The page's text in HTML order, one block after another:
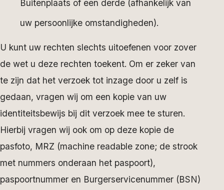
Buitenplaats of een derde (afhankelijk van
uw persoonlijke omstandigheden).
U kunt uw rechten slechts uitoefenen voor zover
de wet u deze rechten toekent. Om er zeker van
te zijn dat het verzoek tot inzage door u zelf is
gedaan, vragen wij om een kopie van uw
identiteitsbewijs bij dit verzoek mee te sturen.
Hierbij vragen wij ook om op deze kopie de
pasfoto, MRZ (machine readable zone; de strook
met nummers onderaan het paspoort),
paspoortnummer en Burgerservicenummer (BSN)